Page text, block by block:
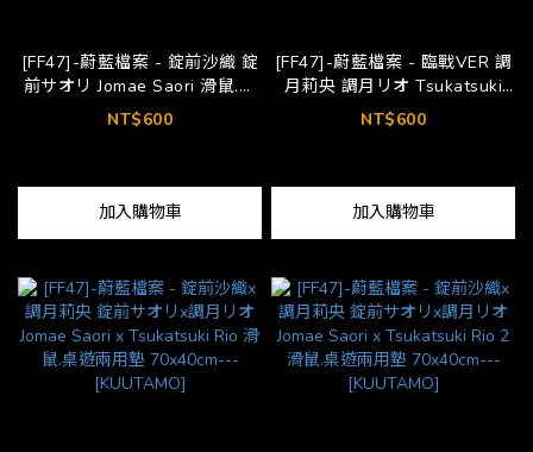
[FF47]-蔚藍檔案 - 錠前沙織 錠
前サオリ Jomae Saori 滑鼠.桌
遊兩用墊 70x40cm---
[KUUTAMO]
NT$600
加入購物車
[FF47]-蔚藍檔案 - 臨戰VER 調
月莉央 調月リオ Tsukatsuki
Rio 滑鼠.桌遊兩用墊 70x40cm-
--[KUUTAMO]
NT$600
加入購物車